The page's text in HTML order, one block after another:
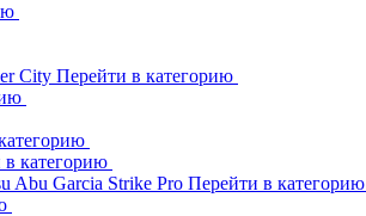
City Перейти в категорию
категорию
Abu Garcia Strike Pro Перейти в категорию